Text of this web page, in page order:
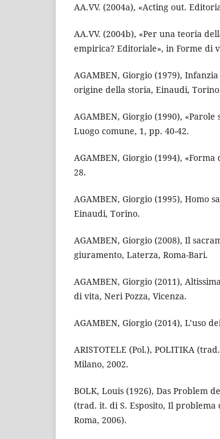
AA.VV. (2004a), «Acting out.
AA.VV. (2004b), «Per una teoria
empirica? Editoriale», in Forme di
AGAMBEN, Giorgio (1979),
origine della storia, Einaudi,
AGAMBEN, Giorgio (1990),
Luogo comune, 1, pp. 40-42.
AGAMBEN, Giorgio (1994),
28.
AGAMBEN, Giorgio (1995), Homo
Einaudi, Torino.
AGAMBEN, Giorgio (2008), Il
giuramento, Laterza, Roma-Bari.
AGAMBEN, Giorgio (2011),
di vita, Neri Pozza, Vicenza.
AGAMBEN, Giorgio (2014), L’uso
ARISTOTELE (Pol.), POLITIKA
Milano, 2002.
BOLK, Louis (1926), Das Problem
(trad. it. di S. Esposito, Il
Roma, 2006).